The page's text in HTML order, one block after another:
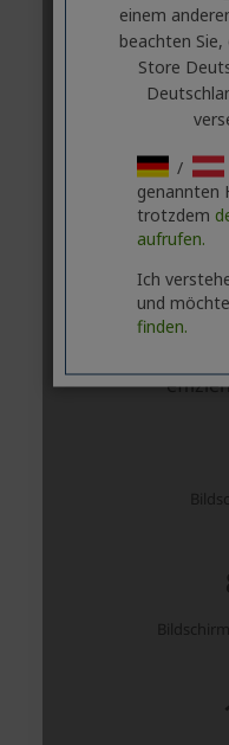
einem
beachten
Store
/
genannten
trotzdem
aufrufen.
Ich
und
finden.